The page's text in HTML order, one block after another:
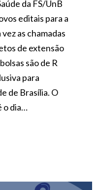
da FS/UnB
editais para a
as chamadas
de extensão
são de R
para
de Brasília. O
o dia…